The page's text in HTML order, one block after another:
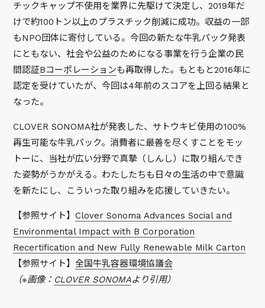
チックキャップ不使用を業界に先駆けて決定し、2019年だ
けで約100トン以上のプラスチック削減に成功。収益の一部
もNPO団体に寄付している。今回の新たな牛乳パック発表
にともない、社会や公益のためになる事業を行う企業の民
間認証Bコーポレーションも再取得した。もともと2016年に
認定を受けていたが、今回は4年前のスコアを上回る結果と
なった。
CLOVER SONOMA社が発表した、サトウキビ使用の100%
再生可能な牛乳パック。消費者に最善を尽くすことをモッ
トーに、当社が広い分野で真摯（しんし）に取り組んでき
た姿勢がうかがえる。わたしたちも日々の生活の中で意識
を新たにし、こういった取り組みを応援していきたい。
【参照サイト】Clover Sonoma Advances Social and
Environmental Impact with B Corporation
Recertification and New Fully Renewable Milk Carton
【参照サイト】全国牛乳容器環境協議会
（※画像： CLOVER SONOMAより引用）